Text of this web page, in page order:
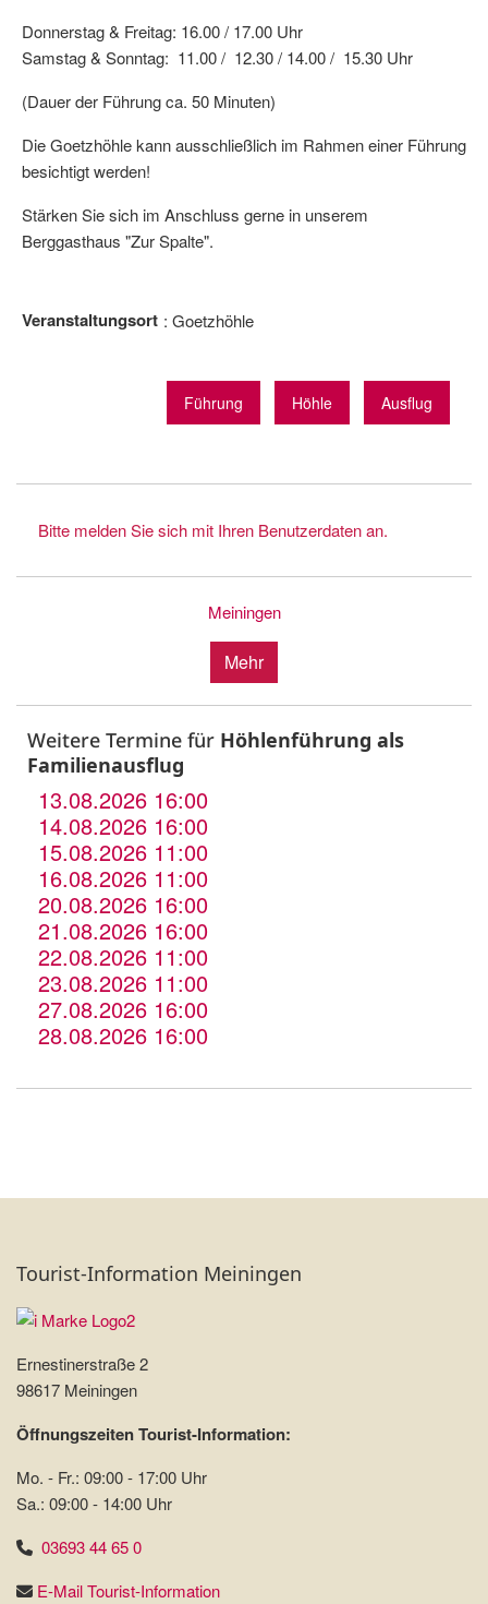
Donnerstag & Freitag: 16.00 / 17.00 Uhr
Samstag & Sonntag: 11.00 / 12.30 / 14.00 / 15.30 Uhr
(Dauer der Führung ca. 50 Minuten)
Die Goetzhöhle kann ausschließlich im Rahmen einer Führung
besichtigt werden!
Stärken Sie sich im Anschluss gerne in unserem
Berggasthaus "Zur Spalte".
Veranstaltungsort Goetzhöhle
Führung Höhle Ausflug
Bitte melden Sie sich mit Ihren Benutzerdaten an.
Meiningen
Mehr
Weitere Termine für Höhlenführung als
Familienausflug
13.08.2026 16:00
14.08.2026 16:00
15.08.2026 11:00
16.08.2026 11:00
20.08.2026 16:00
21.08.2026 16:00
22.08.2026 11:00
23.08.2026 11:00
27.08.2026 16:00
28.08.2026 16:00
Tourist-Information Meiningen
Ernestinerstraße 2
98617 Meiningen
Öffnungszeiten Tourist-Information:
Mo. - Fr.: 09:00 - 17:00 Uhr
Sa.: 09:00 - 14:00 Uhr
03693 44 65 0
E-Mail Tourist-Information